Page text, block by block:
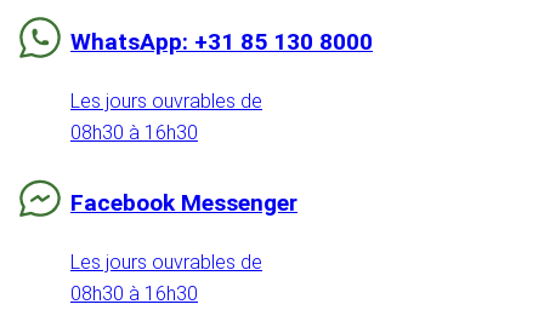
WhatsApp: +31 85 130 8000
Les jours ouvrables de
08h30 à 16h30
Facebook Messenger
Les jours ouvrables de
08h30 à 16h30